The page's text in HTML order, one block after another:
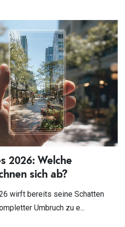
2026: Welche
sich ab?
wirft bereits seine Schatten
Umbruch zu e...